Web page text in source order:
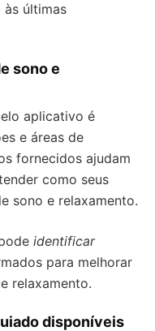
às últimas
sono e
aplicativo é
e áreas de
fornecidos ajudam
como seus
sono e relaxamento.
identificar
para melhorar
relaxamento.
disponíveis